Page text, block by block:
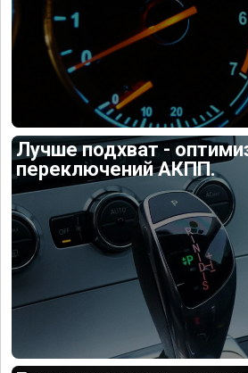
Лучше подхват -
переключений АКПП.